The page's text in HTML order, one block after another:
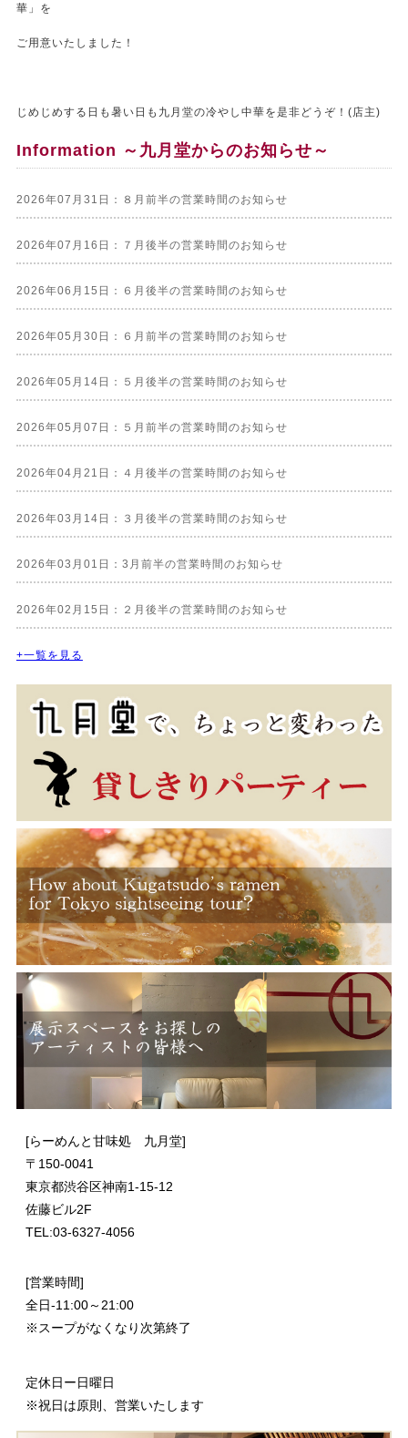
華」を
ご用意いたしました！
じめじめする日も暑い日も九月堂の冷やし中華を是非どうぞ！(店主)
Information ～九月堂からのお知らせ～
2026年07月31日：８月前半の営業時間のお知らせ
2026年07月16日：７月後半の営業時間のお知らせ
2026年06月15日：６月後半の営業時間のお知らせ
2026年05月30日：６月前半の営業時間のお知らせ
2026年05月14日：５月後半の営業時間のお知らせ
2026年05月07日：５月前半の営業時間のお知らせ
2026年04月21日：４月後半の営業時間のお知らせ
2026年03月14日：３月後半の営業時間のお知らせ
2026年03月01日：3月前半の営業時間のお知らせ
2026年02月15日：２月後半の営業時間のお知らせ
+一覧を見る
[らーめんと甘味処 九月堂]
〒 150-0041
東京都渋谷区神南1-15-12
佐藤ビル2F
TEL:03-6327-4056
[営業時間]
全日-11:00～21:00
※スープがなくなり次第終了
定休日ー日曜日
※祝日は原則、営業いたします